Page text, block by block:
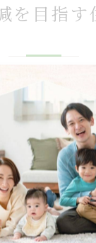
を目指す
活用で負
を活用して兵庫
には、まず補助
要です。制度の
に確認し、予算
担を最小限に抑